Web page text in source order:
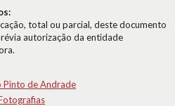
total ou parcial, deste documento
autorização da entidade
Pinto de Andrade